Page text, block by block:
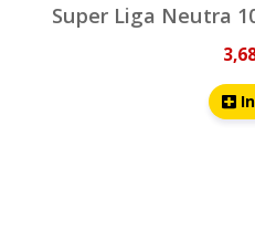
Super Liga Neutra